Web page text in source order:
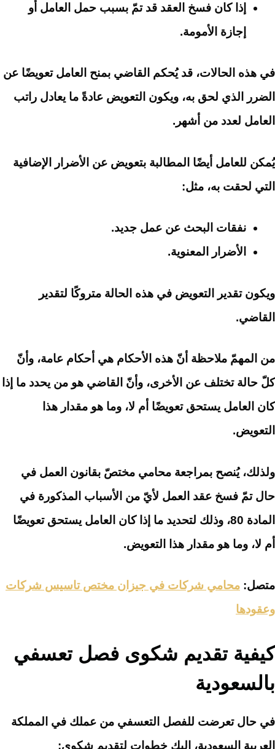
إذا كان فسخ العقد قد تمّ بسبب حمل العامل أو
إجازة الأمومة.
في هذه الحالات، قد يُحكم القاضي بمنح العامل تعويضًا عن
الضرر الذي لحق به، ويكون التعويض عادةً ما يعادل راتب
العامل لعدد من أشهر.
يُمكن للعامل أيضًا المطالبة بتعويض عن الأضرار الإضافية
التي لحقت به، مثل:
نفقات البحث عن عمل جديد.
الأضرار المعنوية.
ويكون تقدير التعويض في هذه الحالة متروكًا لتقدير
القاضي.
من المهمّ ملاحظة أنّ هذه الأحكام هي أحكام عامة، وأنّ
كلّ حالة تختلف عن الأخرى، وأنّ القاضي هو من يحدد ما إذا
كان العامل يستحق تعويضًا أم لا، وما هو مقدار هذا
التعويض.
ولذلك، يُنصح بمراجعة محامي مختصّ بقانون العمل في
حال تمّ فسخ عقد العمل لأيّ من الأسباب المذكورة في
المادة 80، وذلك لتحديد ما إذا كان العامل يستحق تعويضًا
أم لا، وما هو مقدار هذا التعويض.
متصل: محامي شركات في جيزان مختص تاسيس شركات
وعقودها
كيفية تقديم شكوى فصل تعسفي
بالسعودية
في حال تعرضت للفصل التعسفي من عملك في المملكة
العربية السعودية، إليك خطوات لتقديم شكوى: